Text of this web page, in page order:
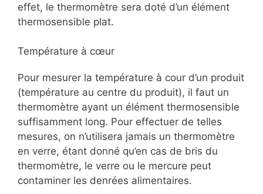
effet, le thermomètre sera doté d’un élément
thermosensible plat.
Température à cœur
Pour mesurer la température à cour d’un produit
(température au centre du produit), il faut un
thermomètre ayant un élément thermosensible
suffisamment long. Pour effectuer de telles
mesures, on n’utilisera jamais un thermomètre
en verre, étant donné qu’en cas de bris du
thermomètre, le verre ou le mercure peut
contaminer les denrées alimentaires.